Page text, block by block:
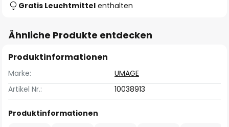
Gratis Leuchtmittel enthalten
Ähnliche Produkte entdecken
Produktinformationen
Marke:
UMAGE
Artikel Nr.:
10038913
Produktinformationen